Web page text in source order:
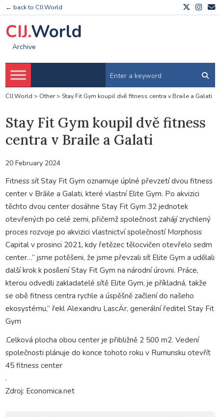
← back to CIJ.World
CIJ.World
Archive
CIJ.World > Other> Stay Fit Gym koupil dvě fitness centra v Braile a Galati
Stay Fit Gym koupil dvě fitness
centra v Braile a Galati
20 February 2024
Fitness síť Stay Fit Gym oznamuje úplné převzetí dvou fitness
center v Brăile a Galati, které vlastní Elite Gym. Po akvizici
těchto dvou center dosáhne Stay Fit Gym 32 jednotek
otevřených po celé zemi, přičemž společnost zahájí zrychlený
proces rozvoje po akvizici vlastnictví společností Morphosis
Capital v prosinci 2021, kdy řetězec tělocvičen otevřelo sedm
center…” jsme potěšeni, že jsme převzali síť Elite Gym a udělali
další krok k posílení Stay Fit Gym na národní úrovni. Práce,
kterou odvedli zakladatelé sítě Elite Gym, je příkladná, takže
se obě fitness centra rychle a úspěšně začlení do našeho
ekosystému,” řekl Alexandru LascÄr, generální ředitel Stay Fit
Gym
.Celková plocha obou center je přibližně 2 500 m2. Vedení
společnosti plánuje do konce tohoto roku v Rumunsku otevřít
45 fitness center
.
Zdroj: Economica.net